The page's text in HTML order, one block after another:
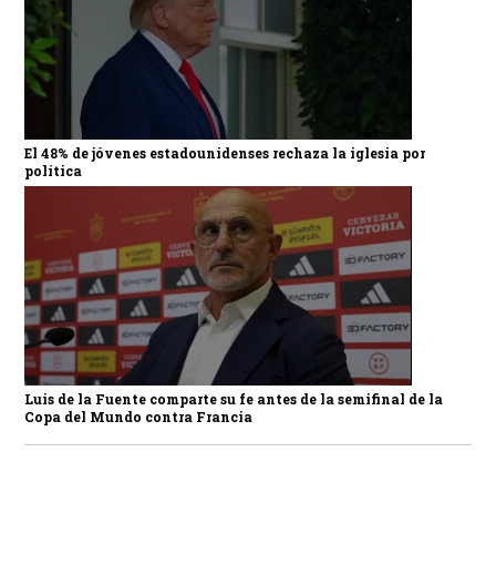
El 48% de jóvenes estadounidenses rechaza la iglesia por
política
Luis de la Fuente comparte su fe antes de la semifinal de la
Copa del Mundo contra Francia